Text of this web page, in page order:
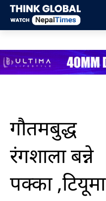
Skip
content
गौतमबुद्ध
रंगशाला बन्ने
पक्का ,टियूमा